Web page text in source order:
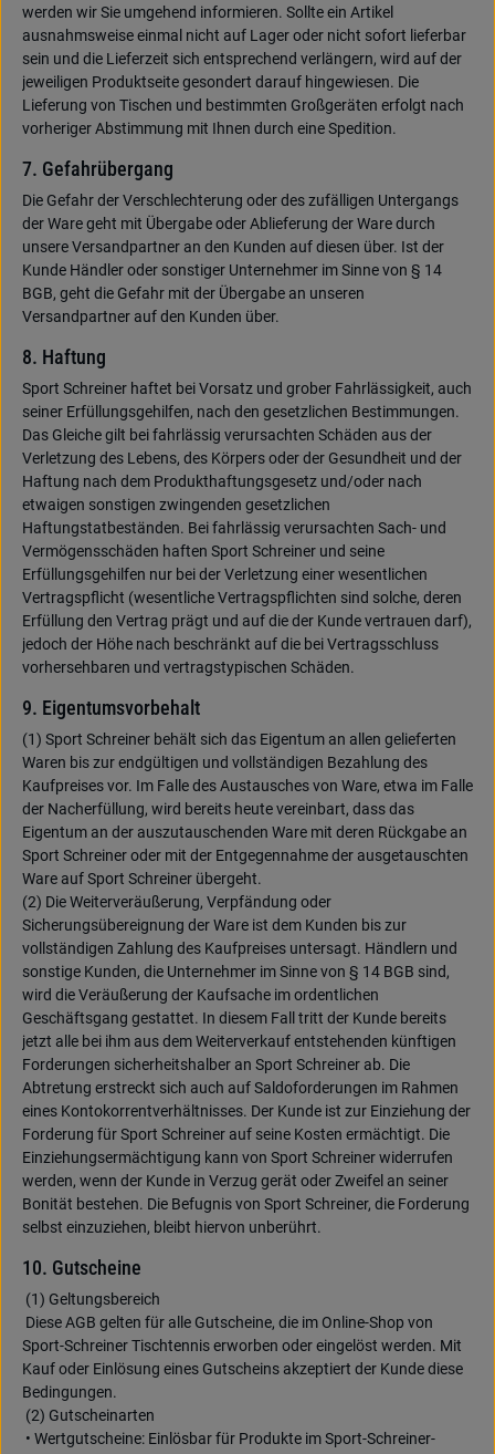
werden wir Sie umgehend informieren. Sollte ein Artikel
ausnahmsweise einmal nicht auf Lager oder nicht sofort lieferbar
sein und die Lieferzeit sich entsprechend verlängern, wird auf der
jeweiligen Produktseite gesondert darauf hingewiesen. Die
Lieferung von Tischen und bestimmten Großgeräten erfolgt nach
vorheriger Abstimmung mit Ihnen durch eine Spedition.
7. Gefahrübergang
Die Gefahr der Verschlechterung oder des zufälligen Untergangs
der Ware geht mit Übergabe oder Ablieferung der Ware durch
unsere Versandpartner an den Kunden auf diesen über. Ist der
Kunde Händler oder sonstiger Unternehmer im Sinne von § 14
BGB, geht die Gefahr mit der Übergabe an unseren
Versandpartner auf den Kunden über.
8. Haftung
Sport Schreiner haftet bei Vorsatz und grober Fahrlässigkeit, auch
seiner Erfüllungsgehilfen, nach den gesetzlichen Bestimmungen.
Das Gleiche gilt bei fahrlässig verursachten Schäden aus der
Verletzung des Lebens, des Körpers oder der Gesundheit und der
Haftung nach dem Produkthaftungsgesetz und/oder nach
etwaigen sonstigen zwingenden gesetzlichen
Haftungstatbeständen. Bei fahrlässig verursachten Sach- und
Vermögensschäden haften Sport Schreiner und seine
Erfüllungsgehilfen nur bei der Verletzung einer wesentlichen
Vertragspflicht (wesentliche Vertragspflichten sind solche, deren
Erfüllung den Vertrag prägt und auf die der Kunde vertrauen darf),
jedoch der Höhe nach beschränkt auf die bei Vertragsschluss
vorhersehbaren und vertragstypischen Schäden.
9. Eigentumsvorbehalt
(1) Sport Schreiner behält sich das Eigentum an allen gelieferten
Waren bis zur endgültigen und vollständigen Bezahlung des
Kaufpreises vor. Im Falle des Austausches von Ware, etwa im Falle
der Nacherfüllung, wird bereits heute vereinbart, dass das
Eigentum an der auszutauschenden Ware mit deren Rückgabe an
Sport Schreiner oder mit der Entgegennahme der ausgetauschten
Ware auf Sport Schreiner übergeht.
(2) Die Weiterveräußerung, Verpfändung oder
Sicherungsübereignung der Ware ist dem Kunden bis zur
vollständigen Zahlung des Kaufpreises untersagt. Händlern und
sonstige Kunden, die Unternehmer im Sinne von § 14 BGB sind,
wird die Veräußerung der Kaufsache im ordentlichen
Geschäftsgang gestattet. In diesem Fall tritt der Kunde bereits
jetzt alle bei ihm aus dem Weiterverkauf entstehenden künftigen
Forderungen sicherheitshalber an Sport Schreiner ab. Die
Abtretung erstreckt sich auch auf Saldoforderungen im Rahmen
eines Kontokorrentverhältnisses. Der Kunde ist zur Einziehung der
Forderung für Sport Schreiner auf seine Kosten ermächtigt. Die
Einziehungsermächtigung kann von Sport Schreiner widerrufen
werden, wenn der Kunde in Verzug gerät oder Zweifel an seiner
Bonität bestehen. Die Befugnis von Sport Schreiner, die Forderung
selbst einzuziehen, bleibt hiervon unberührt.
10. Gutscheine
(1) Geltungsbereich
Diese AGB gelten für alle Gutscheine, die im Online-Shop von
Sport-Schreiner Tischtennis erworben oder eingelöst werden. Mit
Kauf oder Einlösung eines Gutscheins akzeptiert der Kunde diese
Bedingungen.
(2) Gutscheinarten
• Wertgutscheine: Einlösbar für Produkte im Sport-Schreiner-